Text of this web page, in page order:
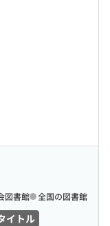
イトル
図書館 全国の図書館